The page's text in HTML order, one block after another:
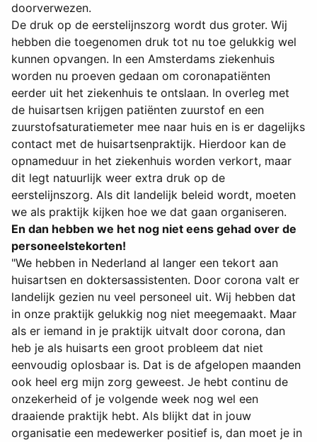
doorverwezen.
De druk op de eerstelijnszorg wordt dus groter. Wij
hebben die toegenomen druk tot nu toe gelukkig wel
kunnen opvangen. In een Amsterdams ziekenhuis
worden nu proeven gedaan om coronapatiënten
eerder uit het ziekenhuis te ontslaan. In overleg met
de huisartsen krijgen patiënten zuurstof en een
zuurstofsaturatiemeter mee naar huis en is er dagelijks
contact met de huisartsenpraktijk. Hierdoor kan de
opnameduur in het ziekenhuis worden verkort, maar
dit legt natuurlijk weer extra druk op de
eerstelijnszorg. Als dit landelijk beleid wordt, moeten
we als praktijk kijken hoe we dat gaan organiseren.
En dan hebben we het nog niet eens gehad over de
personeelstekorten!
"We hebben in Nederland al langer een tekort aan
huisartsen en doktersassistenten. Door corona valt er
landelijk gezien nu veel personeel uit. Wij hebben dat
in onze praktijk gelukkig nog niet meegemaakt. Maar
als er iemand in je praktijk uitvalt door corona, dan
heb je als huisarts een groot probleem dat niet
eenvoudig oplosbaar is. Dat is de afgelopen maanden
ook heel erg mijn zorg geweest. Je hebt continu de
onzekerheid of je volgende week nog wel een
draaiende praktijk hebt. Als blijkt dat in jouw
organisatie een medewerker positief is, dan moet je in